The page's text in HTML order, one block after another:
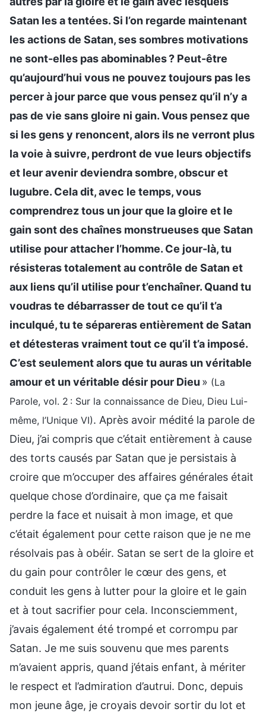
Satan les a tentées. Si l’on regarde maintenant
les actions de Satan, ses sombres motivations
ne sont-elles pas abominables ? Peut-être
qu’aujourd’hui vous ne pouvez toujours pas les
percer à jour parce que vous pensez qu’il n’y a
pas de vie sans gloire ni gain. Vous pensez que
si les gens y renoncent, alors ils ne verront plus
la voie à suivre, perdront de vue leurs objectifs
et leur avenir deviendra sombre, obscur et
lugubre. Cela dit, avec le temps, vous
comprendrez tous un jour que la gloire et le
gain sont des chaînes monstrueuses que Satan
utilise pour attacher l’homme. Ce jour-là, tu
résisteras totalement au contrôle de Satan et
aux liens qu’il utilise pour t’enchaîner. Quand tu
voudras te débarrasser de tout ce qu’il t’a
inculqué, tu te sépareras entièrement de Satan
et détesteras vraiment tout ce qu’il t’a imposé.
C’est seulement alors que tu auras un véritable
amour et un véritable désir pour Dieu » (La
Parole, vol. 2 : Sur la connaissance de Dieu, Dieu Lui-
même, l’Unique VI). Après avoir médité la parole de
Dieu, j’ai compris que c’était entièrement à cause
des torts causés par Satan que je persistais à
croire que m’occuper des affaires générales était
quelque chose d’ordinaire, que ça me faisait
perdre la face et nuisait à mon image, et que
c’était également pour cette raison que je ne me
résolvais pas à obéir. Satan se sert de la gloire et
du gain pour contrôler le cœur des gens, et
conduit les gens à lutter pour la gloire et le gain
et à tout sacrifier pour cela. Inconsciemment,
j’avais également été trompé et corrompu par
Satan. Je me suis souvenu que mes parents
m’avaient appris, quand j’étais enfant, à mériter
le respect et l’admiration d’autrui. Donc, depuis
mon jeune âge, je croyais devoir sortir du lot et